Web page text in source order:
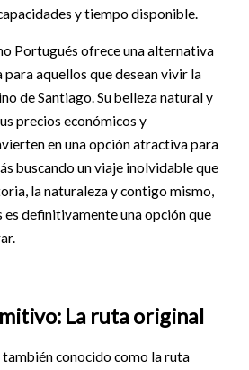
y tiempo disponible.
Portugués ofrece una alternativa
aquellos que desean vivir la
de Santiago. Su belleza natural y
precios económicos y
en una opción atractiva para
buscando un viaje inolvidable que
la naturaleza y contigo mismo,
definitivamente una opción que
La ruta original
conocido como la ruta